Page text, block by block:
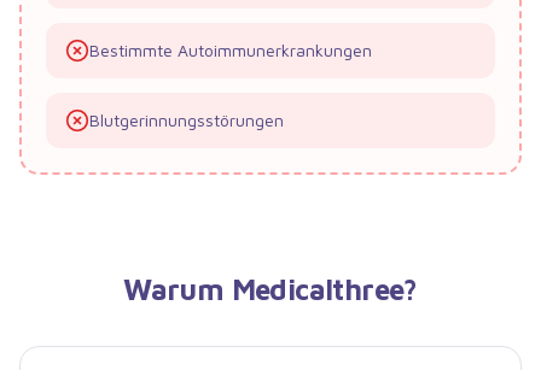
Bestimmte Autoimmunerkrankungen
Blutgerinnungsstörungen
Warum Medicalthree?